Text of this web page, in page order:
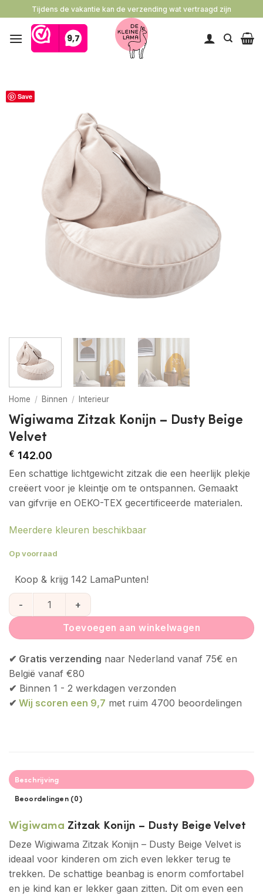
naar
inhoud
Tijdens de vakantie kan de verzending wat vertraagd zijn
Save
Home / Binnen / Interieur
Wigiwama Zitzak Konijn – Dusty Beige
Velvet
€ 142.00
Een schattige lichtgewicht zitzak die een heerlijk plekje
creëert voor je kleintje om te ontspannen. Gemaakt
van gifvrije en OEKO-TEX gecertificeerde materialen.
Meerdere kleuren beschikbaar
Op voorraad
Koop & krijg 142 LamaPunten!
Wigiwama Zitzak Konijn - Dusty Beige Velvet aantal
Toevoegen aan winkelwagen
✔ Gratis verzending naar Nederland vanaf 75€ en
België vanaf €80
✔ Binnen 1 - 2 werkdagen verzonden
✔ Wij scoren een 9,7 met ruim 4700 beoordelingen
Beschrijving
Beoordelingen (0)
Wigiwama Zitzak Konijn – Dusty Beige Velvet
Deze Wigiwama Zitzak Konijn – Dusty Beige Velvet is
ideaal voor kinderen om zich even lekker terug te
trekken. De schattige beanbag is enorm comfortabel
en je kind kan er lekker gaan zitten. Dit om even een